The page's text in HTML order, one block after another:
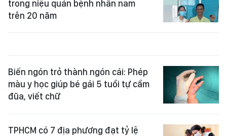
trong niệu quản bệnh nhân nam
trên 20 năm
Biến ngón trỏ thành ngón cái: Phép
màu y học giúp bé gái 5 tuổi tự cầm
đũa, viết chữ
TPHCM có 7 địa phương đạt tỷ lệ